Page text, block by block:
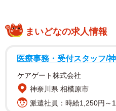
まいどなの求人情報
医療事務・受付スタッフ/
ケアゲート株式会社
神奈川県 相模原市
派遣社員：時給1,250円～